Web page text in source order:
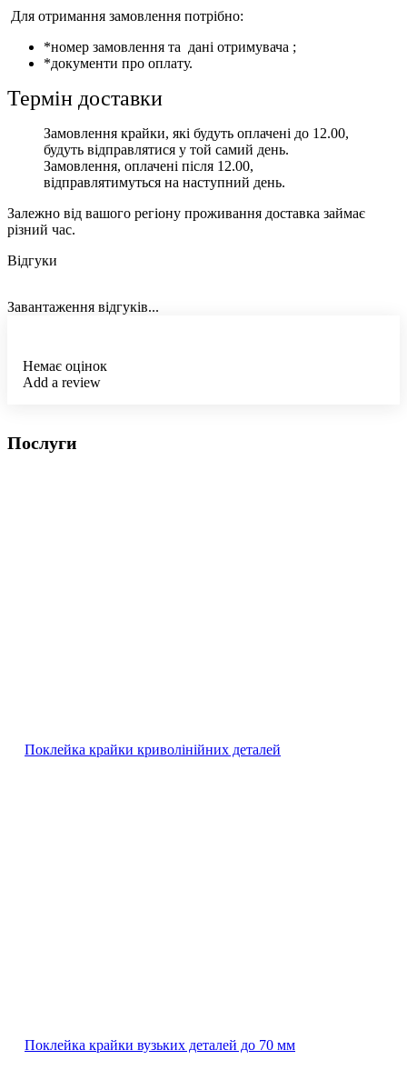
Для отримання замовлення потрібно:
*номер замовлення та дані отримувача ;
*документи про оплату.
Термін доставки
Замовлення крайки, які будуть оплачені до 12.00,
будуть відправлятися у той самий день.
Замовлення, оплачені після 12.00,
відправлятимуться на наступний день.
Залежно від вашого регіону проживання доставка займає
різний час.
Відгуки
Завантаження відгуків...
Немає оцінок
Add a review
Послуги
Поклейка крайки криволінійних деталей
Поклейка крайки вузьких деталей до 70 мм